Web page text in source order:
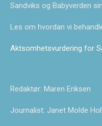
Sandviks og Babyverden
Les om hvordan vi
Aktsomhetsvurdering for
Redaktør: Maren Eriksen
Journalist: Janet Molde